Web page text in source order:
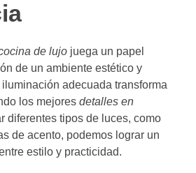
de lujo juega un papel
de un ambiente estético y
adecuada transforma
los mejores detalles en
diferentes tipos de luces, como
de acento, podemos lograr un
estilo y practicidad.